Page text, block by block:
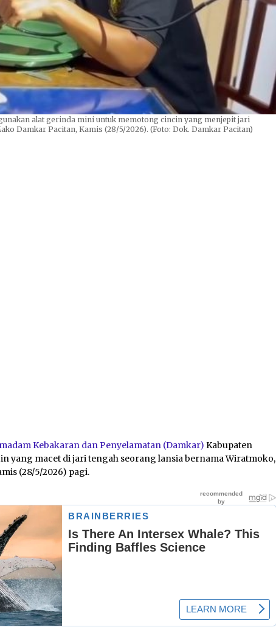
alat gerinda mini untuk memotong cincin yang menjepit jari
Damkar Pacitan, Kamis (28/5/2026). (Foto: Dok. Damkar Pacitan)
Kebakaran dan Penyelamatan (Damkar) Kabupaten
yang macet di jari tengah seorang lansia bernama Wiratmoko,
(28/5/2026) pagi.